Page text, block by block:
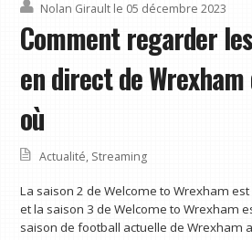
Nolan Girault le 05 décembre 2023
Comment regarder
en direct de
où
Actualité, Streaming
La saison 2 de Welcome to Wrexham
et la saison 3 de Welcome to Wrexham
saison de football actuelle de Wrexham